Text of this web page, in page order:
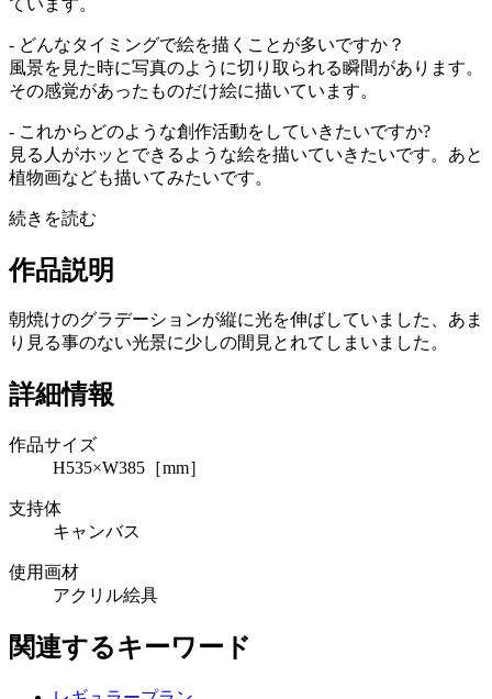
- どんなタイミングで絵を描くことが多いですか？
風景を見た時に写真のように切り取られる瞬間があります。
その感覚があったものだけ絵に描いています。
- これからどのような創作活動をしていきたいですか?
見る人がホッとできるような絵を描いていきたいです。あと
植物画なども描いてみたいです。
続きを読む
作品説明
朝焼けのグラデーションが縦に光を伸ばしていました、あま
り見る事のない光景に少しの間見とれてしまいました。
詳細情報
作品サイズ
H535×W385［mm］
支持体
キャンバス
使用画材
アクリル絵具
関連するキーワード